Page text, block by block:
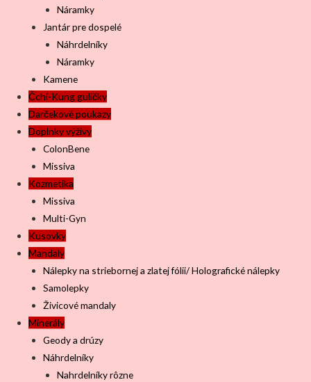
Náramky
Jantár pre dospelé
Náhrdelníky
Náramky
Kamene
Čchi-Kung guličky
Darčekové poukazy
Doplnky výživy
ColonBene
Missiva
Kozmetika
Missiva
Multi-Gyn
Kusovky
Mandaly
Nálepky na striebornej a zlatej fólii/ Holografické nálepky
Samolepky
Živicové mandaly
Minerály
Geody a drúzy
Náhrdelníky
Nahrdelníky rôzne